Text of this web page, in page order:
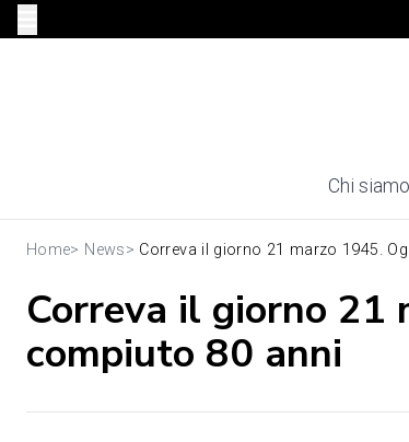
Chi siamo
Home> News> Correva il giorno 21 marzo 1945.
Correva il giorno 21
compiuto 80 anni